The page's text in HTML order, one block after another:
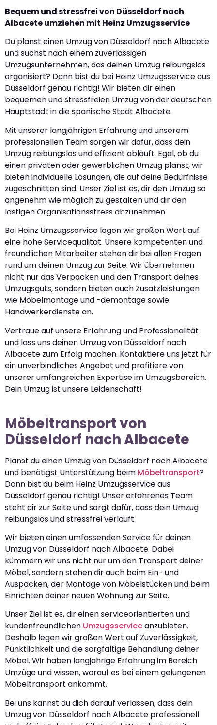
Bequem und stressfrei von Düsseldorf nach
Albacete umziehen mit Heinz Umzugsservice
Du planst einen Umzug von Düsseldorf nach Albacete
und suchst nach einem zuverlässigen
Umzugsunternehmen, das deinen Umzug reibungslos
organisiert? Dann bist du bei Heinz Umzugsservice aus
Düsseldorf genau richtig! Wir bieten dir einen
bequemen und stressfreien Umzug von der deutschen
Hauptstadt in die spanische Stadt Albacete.
Mit unserer langjährigen Erfahrung und unserem
professionellen Team sorgen wir dafür, dass dein
Umzug reibungslos und effizient abläuft. Egal, ob du
einen privaten oder gewerblichen Umzug planst, wir
bieten individuelle Lösungen, die auf deine Bedürfnisse
zugeschnitten sind. Unser Ziel ist es, dir den Umzug so
angenehm wie möglich zu gestalten und dir den
lästigen Organisationsstress abzunehmen.
Bei Heinz Umzugsservice legen wir großen Wert auf
eine hohe Servicequalität. Unsere kompetenten und
freundlichen Mitarbeiter stehen dir bei allen Fragen
rund um deinen Umzug zur Seite. Wir übernehmen
nicht nur das Verpacken und den Transport deines
Umzugsguts, sondern bieten auch Zusatzleistungen
wie Möbelmontage und -demontage sowie
Handwerkerdienste an.
Vertraue auf unsere Erfahrung und Professionalität
und lass uns deinen Umzug von Düsseldorf nach
Albacete zum Erfolg machen. Kontaktiere uns jetzt für
ein unverbindliches Angebot und profitiere von
unserer umfangreichen Expertise im Umzugsbereich.
Dein Umzug ist unsere Leidenschaft!
Möbeltransport von
Düsseldorf nach Albacete
Planst du einen Umzug von Düsseldorf nach Albacete
und benötigst Unterstützung beim Möbeltransport?
Dann bist du beim Heinz Umzugsservice aus
Düsseldorf genau richtig! Unser erfahrenes Team
steht dir zur Seite und sorgt dafür, dass dein Umzug
reibungslos und stressfrei verläuft.
Wir bieten einen umfassenden Service für deinen
Umzug von Düsseldorf nach Albacete. Dabei
kümmern wir uns nicht nur um den Transport deiner
Möbel, sondern stehen dir auch beim Ein- und
Auspacken, der Montage von Möbelstücken und beim
Einrichten deiner neuen Wohnung zur Seite.
Unser Ziel ist es, dir einen serviceorientierten und
kundenfreundlichen Umzugsserviceanzubieten.
Deshalb legen wir großen Wert auf Zuverlässigkeit,
Pünktlichkeit und die sorgfältige Behandlung deiner
Möbel. Wir haben langjährige Erfahrung im Bereich
Umzüge und wissen, worauf es bei einem gelungenen
Möbeltransport ankommt.
Bei uns kannst du dich darauf verlassen, dass dein
Umzug von Düsseldorf nach Albacete professionell